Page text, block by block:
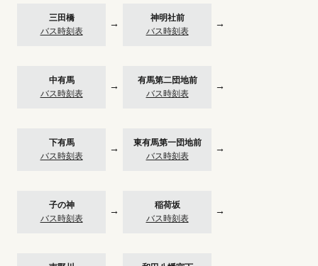
三田橋
バス時刻表
→
神明社前
バス時刻表
→
中有馬
バス時刻表
→
有馬第二団地前
バス時刻表
→
下有馬
バス時刻表
→
東有馬第一団地前
バス時刻表
→
子の神
バス時刻表
→
稲荷坂
バス時刻表
→